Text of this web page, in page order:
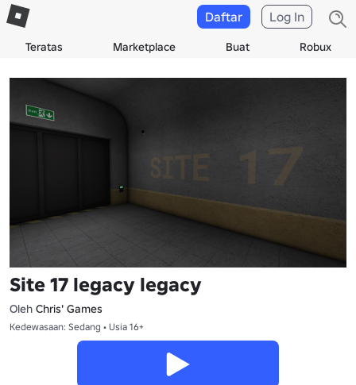
Teratas Marketplace Buat Robux
Daftar Log In
Site 17 legacy legacy
Oleh Chris' Games
Kedewasaan: Sedang • Usia 16+